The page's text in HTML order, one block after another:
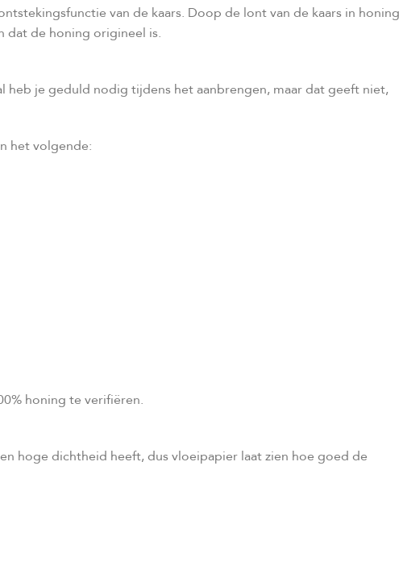
van de kaars. Doop de lont van de kaars in honing
dat de honing origineel is.
je geduld nodig tijdens het aanbrengen, maar dat geeft niet,
het volgende:
honing te verifiëren.
hoge dichtheid heeft, dus vloeipapier laat zien hoe goed de